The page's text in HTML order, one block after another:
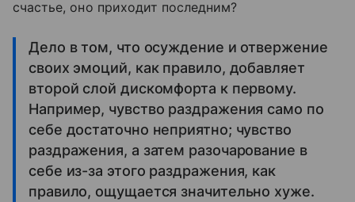
счастье, оно приходит последним?
Дело в том, что осуждение и отвержение
своих эмоций, как правило, добавляет
второй слой дискомфорта к первому.
Например, чувство раздражения само по
себе достаточно неприятно; чувство
раздражения, а затем разочарование в
себе из-за этого раздражения, как
правило, ощущается значительно хуже.